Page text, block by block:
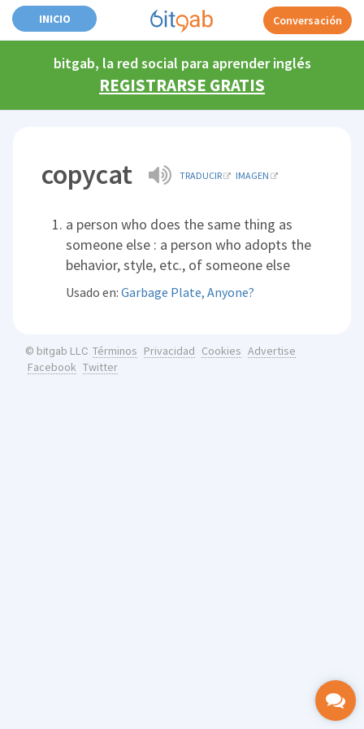
INICIO Conversación
bitgab, la red social para aprender inglés
REGISTRARSE GRATIS
copycat TRADUCIR IMAGEN
a person who does the same thing as
someone else : a person who adopts the
behavior, style, etc., of someone else
Usado en:Garbage Plate, Anyone?
© bitgab LLC Términos Privacidad Cookies Advertise
Facebook Twitter